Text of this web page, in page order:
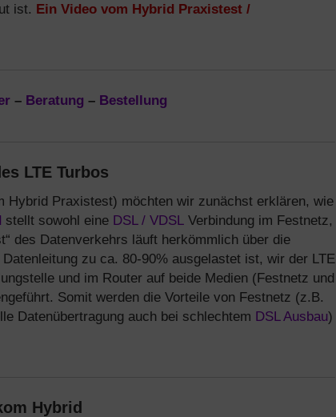
ist. Ein Video vom Hybrid Praxistest /
– Beratung – Bestellung
LTE Turbos
Hybrid Praxistest) möchten wir zunächst erklären, wie
stellt sowohl eine DSL / VDSL Verbindung im Festnetz,
des Datenverkehrs läuft herkömmlich über die
Datenleitung zu ca. 80-90% ausgelastet ist, wir der LTE
und im Router auf beide Medien (Festnetz und
Somit werden die Vorteile von Festnetz (z.B.
Datenübertragung auch bei schlechtem DSL Ausbau)
Hybrid